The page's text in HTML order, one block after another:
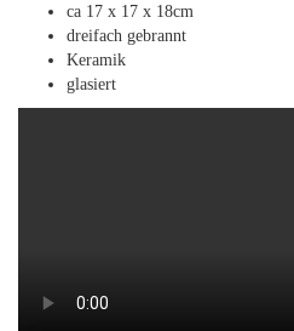
ca 17 x 17 x 18cm
dreifach gebrannt
Keramik
glasiert